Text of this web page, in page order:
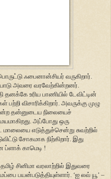
ஃபைனான்சியர் வருகிறார்.
அவரை வரவேற்கின்றனர்.
உரிய பாணியில் டேவிட்டின்
விசாரிக்கிறார். அவருக்கு முழு
என்ற தன்னுடைய நிலையைச்
அப்போது ஒரு
எடுத்துச்சென்று சுவற்றில்
சோகமாக நிற்கிறார். இது
காமெடி !
சினிமா வரலாற்றில் இதுவரை
பயன்படுத்தியுள்ளார். ‘ஐ லவ் யூ’ –